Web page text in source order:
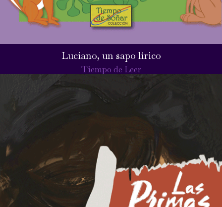
Luciano, un sapo lírico
Tiempo de Leer